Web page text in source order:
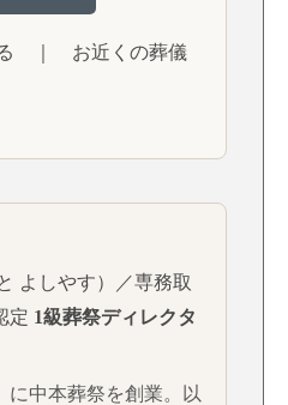
お近くの葬儀
よしやす）／専務取
定 1級葬祭ディレクタ
に中本葬祭を創業。以